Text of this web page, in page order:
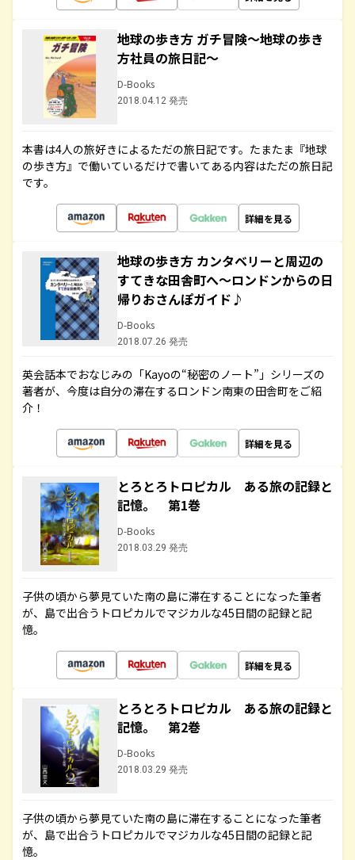
地球の歩き方 ガチ冒険～地球の歩き
方社員の旅日記～
D-Books
2018.04.12 発売
本書は4人の旅好きによるただの旅日記です。たまたま『地球
の歩き方』で働いているだけで書いてある内容はただの旅日記
です。
詳細を見る
地球の歩き方 カンタベリーと周辺の
すてきな田舎町へ～ロンドンからの日
帰りおさんぽガイド♪
D-Books
2018.07.26 発売
英会話本でおなじみの「Kayoの“秘密のノート”」シリーズの
著者が、今度は自分の滞在するロンドン南東の田舎町をご紹
介！
詳細を見る
とろとろトロピカル ある旅の記録と
記憶。 第1巻
D-Books
2018.03.29 発売
子供の頃から夢見ていた南の島に滞在することになった筆者
が、島で出合うトロピカルでマジカルな45日間の記録と記
憶。
詳細を見る
とろとろトロピカル ある旅の記録と
記憶。 第2巻
D-Books
2018.03.29 発売
子供の頃から夢見ていた南の島に滞在することになった筆者
が、島で出合うトロピカルでマジカルな45日間の記録と記
憶。